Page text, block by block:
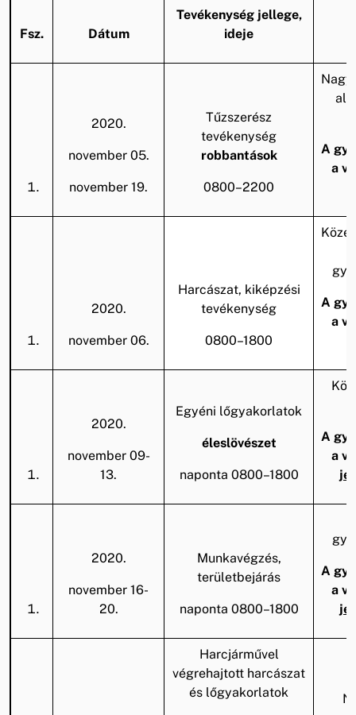
Fsz. Dátum
Tevékenység jellege,
ideje
2020.
november 05.
november 19.
Tűzszerész
tevékenység
robbantások
0800–2200
Nagy
A
a
2020.
november 06.
Harcászat, kiképzési
tevékenység
0800–1800
A
a
2020.
november 09-
13.
Egyéni lőgyakorlatok
éleslövészet
naponta 0800–1800
A
a
2020.
november 16-
20.
Munkavégzés,
területbejárás
naponta 0800–1800
A
a
Harcjárművel
végrehajtott harcászat
és lőgyakorlatok